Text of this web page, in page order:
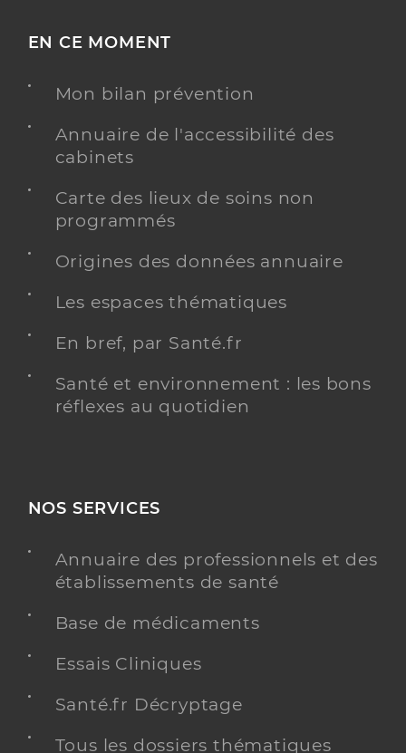
EN CE MOMENT
Mon bilan prévention
Annuaire de l'accessibilité des
cabinets
Carte des lieux de soins non
programmés
Origines des données annuaire
Les espaces thématiques
En bref, par Santé.fr
Santé et environnement : les bons
réflexes au quotidien
NOS SERVICES
Annuaire des professionnels et des
établissements de santé
Base de médicaments
Essais Cliniques
Santé.fr Décryptage
Tous les dossiers thématiques